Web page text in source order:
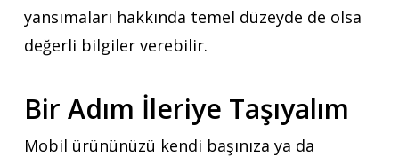
yansımaları hakkında temel düzeyde de olsa
değerli bilgiler verebilir.
Bir Adım İleriye Taşıyalım
Mobil ürününüzü kendi başınıza ya da